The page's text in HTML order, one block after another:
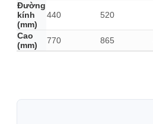
Đường
kính
(mm)
440 520
Cao
(mm)
770 865